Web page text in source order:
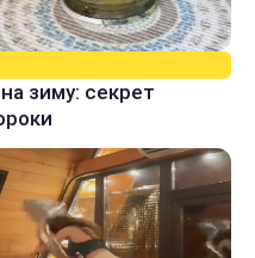
зиму: секрет